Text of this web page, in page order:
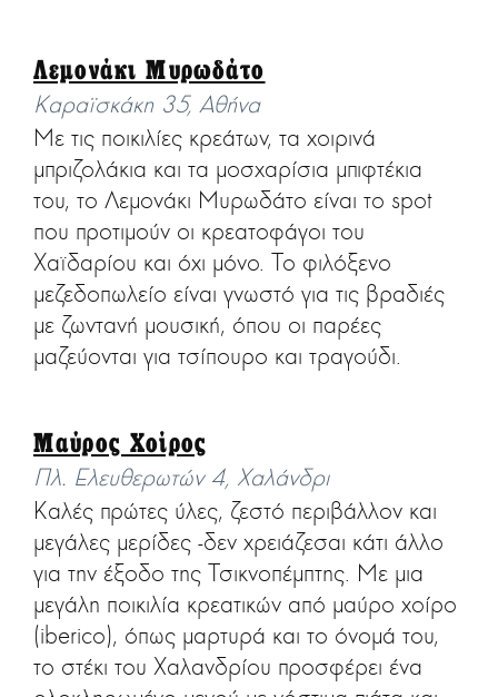
Λεμονάκι Μυρωδάτο
Καραϊσκάκη 35, Αθήνα
Με τις ποικιλίες κρεάτων, τα χοιρινά
μπριζολάκια και τα μοσχαρίσια μπιφτέκια
του, το Λεμονάκι Μυρωδάτο είναι το spot
που προτιμούν οι κρεατοφάγοι του
Χαϊδαρίου και όχι μόνο. Το φιλόξενο
μεζεδοπωλείο είναι γνωστό για τις βραδιές
με ζωντανή μουσική, όπου οι παρέες
μαζεύονται για τσίπουρο και τραγούδι.
Μαύρος Χοίρος
Πλ. Ελευθερωτών 4, Χαλάνδρι
Καλές πρώτες ύλες, ζεστό περιβάλλον και
μεγάλες μερίδες -δεν χρειάζεσαι κάτι άλλο
για την έξοδο της Τσικνοπέμπτης. Με μια
μεγάλη ποικιλία κρεατικών από μαύρο χοίρο
(iberico), όπως μαρτυρά και το όνομά του,
το στέκι του Χαλανδρίου προσφέρει ένα